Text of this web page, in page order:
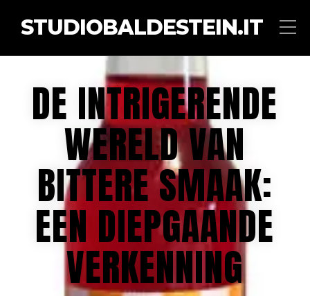
STUDIOBALDESTEIN.IT
DE INTRIGERENDE
WERELD VAN
BITTERE SMAAK:
EEN DIEPGAANDE
VERKENNING